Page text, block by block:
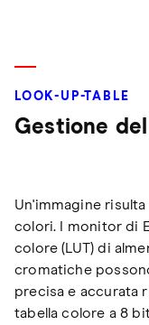
LOOK-UP-TABLE
Gestione
Un'immagine
colori. I monitor di
colore (LUT) di
cromatiche
precisa e accurata
tabella colore a 8